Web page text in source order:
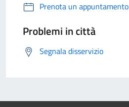
Prenota un appuntamento
Problemi in città
Segnala disservizio